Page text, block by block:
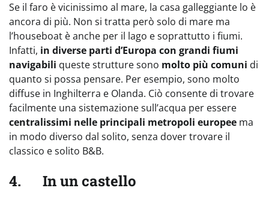
Se il faro è vicinissimo al mare, la casa galleggiante lo è
ancora di più. Non si tratta però solo di mare ma
l’houseboat è anche per il lago e soprattutto i fiumi.
Infatti, in diverse parti d’Europa con grandi fiumi
navigabili queste strutture sono molto più comuni di
quanto si possa pensare. Per esempio, sono molto
diffuse in Inghilterra e Olanda. Ciò consente di trovare
facilmente una sistemazione sull’acqua per essere
centralissimi nelle principali metropoli europee ma
in modo diverso dal solito, senza dover trovare il
classico e solito B&B.
4. In un castello